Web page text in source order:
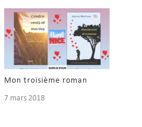
Mon troisième roman
7 mars 2018